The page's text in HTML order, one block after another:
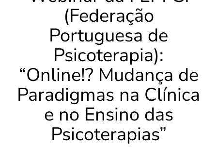
(Federação
Portuguesa de
Psicoterapia):
“Online!? Mudança de
Paradigmas na Clínica
e no Ensino das
Psicoterapias”